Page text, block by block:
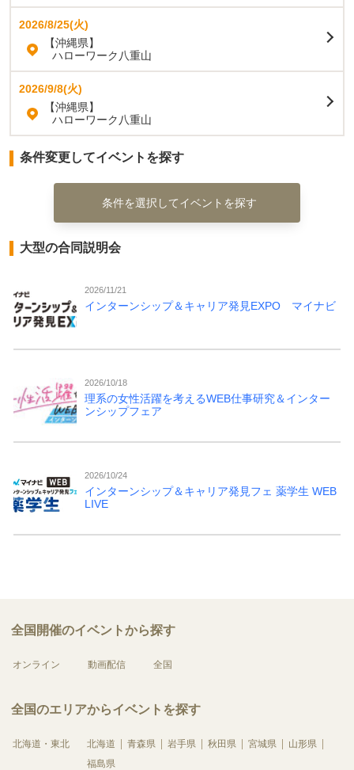
2026/8/25(火)
【沖縄県】
ハローワーク八重山
2026/9/8(火)
【沖縄県】
ハローワーク八重山
条件変更してイベントを探す
条件を選択してイベントを探す
大型の合同説明会
2026/11/21
インターンシップ＆キャリア発見EXPO マイナビ
2026/10/18
理系の女性活躍を考えるWEB仕事研究＆インター
ンシップフェア
2026/10/24
インターンシップ＆キャリア発見フェ 薬学生 WEB
LIVE
全国開催のイベントから探す
オンライン 動画配信 全国
全国のエリアからイベントを探す
北海道・東北 北海道 青森県 岩手県 秋田県 宮城県
山形県
福島県